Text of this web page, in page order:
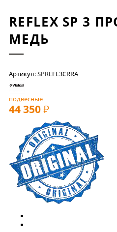
REFLEX SP 3
МЕДЬ
Артикул: SPREFL3CRRA
подвесные
44 350 РУБ